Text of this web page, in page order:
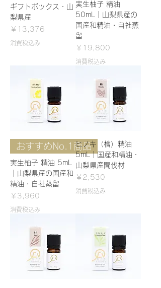
ギフトボックス・山
梨県産
価格
￥13,376
消費税込み
実生柚子 精油
50mL｜山梨県産の
国産和精油・自社蒸
留
価格
￥19,800
消費税込み
おすすめNo.1商品
実生柚子 精油 5mL
｜山梨県産の国産和
精油・自社蒸留
価格
￥3,960
消費税込み
ヒノキ（檜）精油
5mL｜国産和精油・
山梨県産間伐材
価格
￥2,530
消費税込み